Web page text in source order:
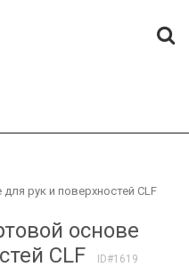
рук и поверхностей CLF
основе
CLF
ID#1619